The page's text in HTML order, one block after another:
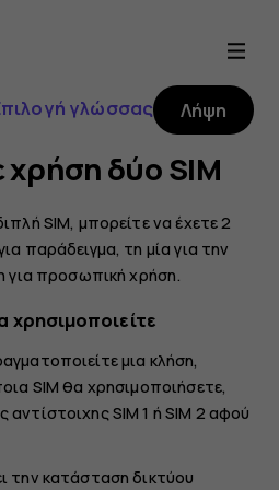
γλώσσας Λήψη
χρήση δύο SIM
SIM, μπορείτε να έχετε 2
παράδειγμα, τη μία για την
για προσωπική χρήση.
χρησιμοποιείτε
μια κλήση,
SIM θα χρησιμοποιήσετε,
SIM 1 ή SIM 2 αφού
την κατάσταση δικτύου